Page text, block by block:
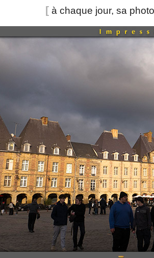
[ à chaque jour, sa